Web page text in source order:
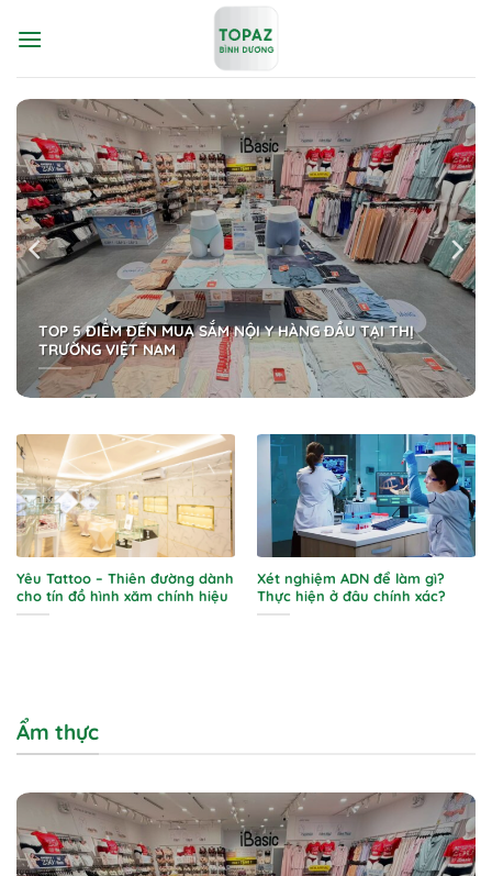
qua
dung
TOP 5 ĐIỂM ĐẾN MUA SẮM NỘI Y HÀNG ĐẦU TẠI THỊ
TRƯỜNG VIỆT NAM
Yêu Tattoo – Thiên đường dành
cho tín đồ hình xăm chính hiệu
Xét nghiệm ADN để làm gì?
Thực hiện ở đâu chính xác?
Ẩm thực